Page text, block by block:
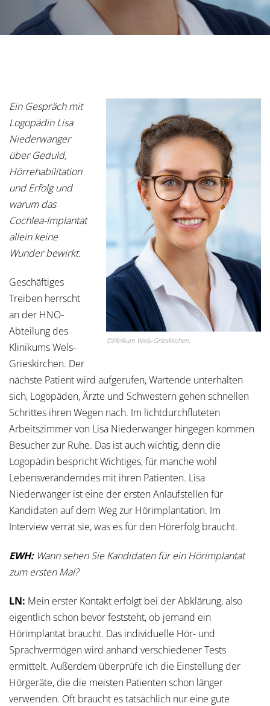
©Klinikum Wels-Grieskirchen.
Ein Gespräch mit
Logopädin Lisa
Niederwanger
über Geduld,
Hörrehabilitation
und Erfolg und
warum das
Cochlea-Implantat
allein keine
Wunder bewirkt.
Geschäftiges
Treiben herrscht
an der HNO-
Abteilung des
Klinikums Wels-
Grieskirchen. Der
nächste Patient wird aufgerufen, Wartende unterhalten
sich, Logopäden, Ärzte und Schwestern gehen schnellen
Schrittes ihren Wegen nach. Im lichtdurchfluteten
Arbeitszimmer von Lisa Niederwanger hingegen kommen
Besucher zur Ruhe. Das ist auch wichtig, denn die
Logopädin bespricht Wichtiges, für manche wohl
Lebensveränderndes mit ihren Patienten. Lisa
Niederwanger ist eine der ersten Anlaufstellen für
Kandidaten auf dem Weg zur Hörimplantation. Im
Interview verrät sie, was es für den Hörerfolg braucht.
EWH:Wann sehen Sie Kandidaten für ein Hörimplantat
zum ersten Mal?
LN: Mein erster Kontakt erfolgt bei der Abklärung, also
eigentlich schon bevor feststeht, ob jemand ein
Hörimplantat braucht. Das individuelle Hör- und
Sprachvermögen wird anhand verschiedener Tests
ermittelt. Außerdem überprüfe ich die Einstellung der
Hörgeräte, die die meisten Patienten schon länger
verwenden. Oft braucht es tatsächlich nur eine gute